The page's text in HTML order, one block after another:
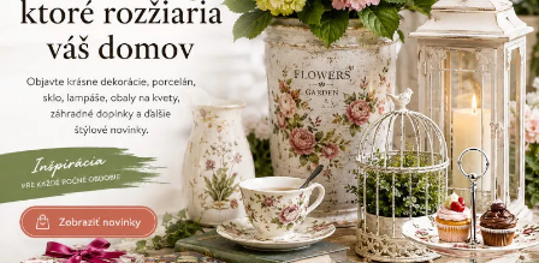
Dekoračná klietka, kovová s
vtáčikom, biela, 38 cm
10,70 €
Dekoračná klietka, kovová s
vtáčikom, biela, 33 cm
9,60 €